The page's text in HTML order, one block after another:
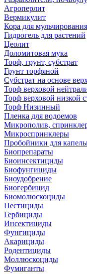
Агроперлит
Вермикулит
Кора для мульчирования
Гидрогель для растений
Цеолит
Доломитовая мука
Торф, грунт, субстрат
Грунт торфяной
Субстрат на основе
Торф верховой
Торф верховой низкой
Торф Низинный
Пленка для водоемов
Микрополив,
Микроспринклеры
Пробойники для
Биопрепараты
Биоинсектициды
Биофунгициды
Биоудобрение
Биогербицид
Биомолюскоциды
Пестициды
Гербициды
Инсектициды
Фунгициды
Акарициды
Родентициды
Моллюскоциды
Фумиганты